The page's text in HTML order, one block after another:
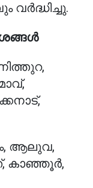
ആലുവ,
കാഞ്ഞൂർ,